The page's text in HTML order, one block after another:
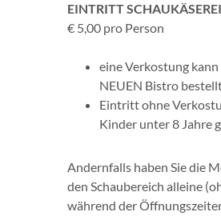
EINTRITT SCHAUKÄSEREI
€ 5,00 pro Person
eine Verkostung
NEUEN Bistro
Eintritt ohne
Kinder unter 8 Jahre
Andernfalls haben Sie die
den Schaubereich alleine
während der